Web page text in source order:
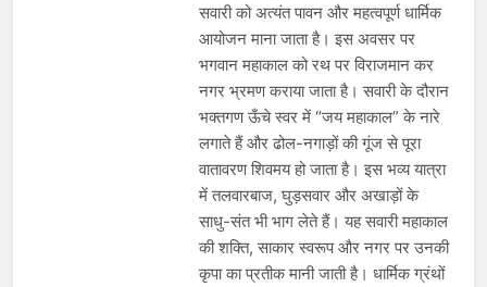
सवारी को अत्यंत पावन और महत्वपूर्ण धार्मिक
आयोजन माना जाता है। इस अवसर पर
भगवान महाकाल को रथ पर विराजमान कर
नगर भ्रमण कराया जाता है। सवारी के दौरान
भक्तगण ऊँचे स्वर में “जय महाकाल” के नारे
लगाते हैं और ढोल-नगाड़ों की गूंज से पूरा
वातावरण शिवमय हो जाता है। इस भव्य यात्रा
में तलवारबाज, घुड़सवार और अखाड़ों के
साधु-संत भी भाग लेते हैं। यह सवारी महाकाल
की शक्ति, साकार स्वरूप और नगर पर उनकी
कृपा का प्रतीक मानी जाती है। धार्मिक ग्रंथों